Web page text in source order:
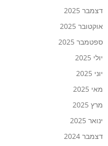
דצמבר 2025
אוקטובר 2025
ספטמבר 2025
יולי 2025
יוני 2025
מאי 2025
מרץ 2025
ינואר 2025
דצמבר 2024